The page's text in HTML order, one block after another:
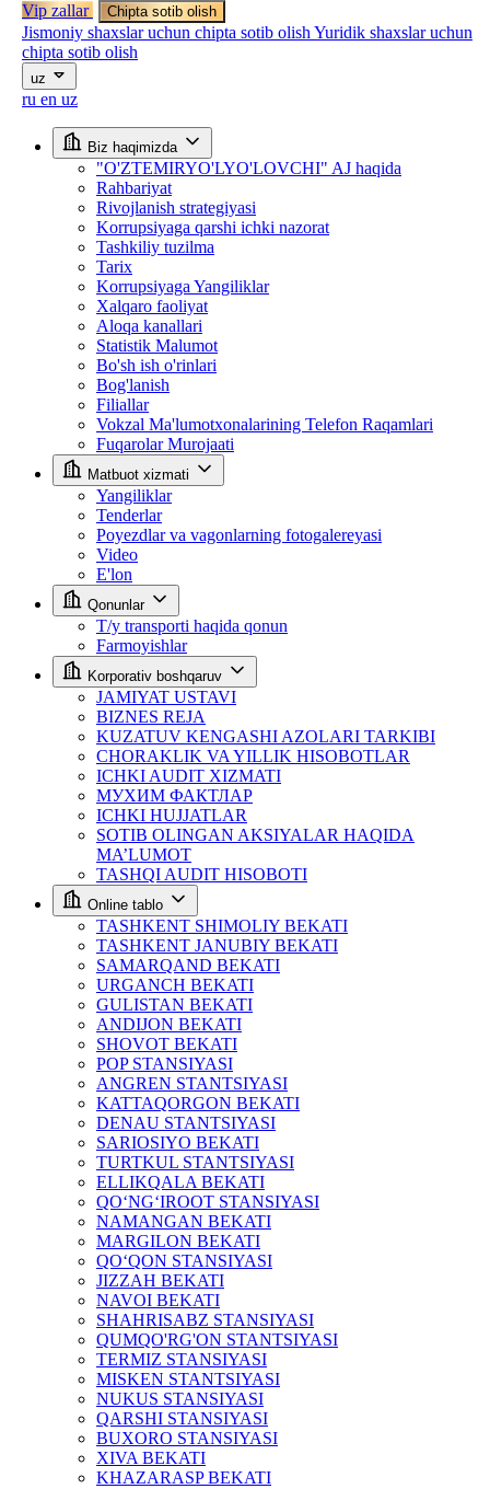
Vip zallar Chipta sotib olish
Jismoniy shaxslar uchun chipta sotib olish Yuridik shaxslar uchun
chipta sotib olish
uz
ru en uz
Biz haqimizda
"O'ZTEMIRYO'LYO'LOVCHI" AJ haqida
Rahbariyat
Rivojlanish strategiyasi
Korrupsiyaga qarshi ichki nazorat
Tashkiliy tuzilma
Tarix
Korrupsiyaga Yangiliklar
Xalqaro faoliyat
Aloqa kanallari
Statistik Malumot
Bo'sh ish o'rinlari
Bog'lanish
Filiallar
Vokzal Ma'lumotxonalarining Telefon Raqamlari
Fuqarolar Murojaati
Matbuot xizmati
Yangiliklar
Tenderlar
Poyezdlar va vagonlarning fotogalereyasi
Video
E'lon
Qonunlar
T/y transporti haqida qonun
Farmoyishlar
Korporativ boshqaruv
JAMIYAT USTAVI
BIZNES REJA
KUZATUV KENGASHI AZOLARI TARKIBI
CHORAKLIK VA YILLIK HISOBOTLAR
ICHKI AUDIT XIZMATI
МУХИМ ФАКТЛАР
ICHKI HUJJATLAR
SOTIB OLINGAN AKSIYALAR HAQIDA
MA’LUMOT
TASHQI AUDIT HISOBOTI
Online tablo
TASHKENT SHIMOLIY BEKATI
TASHKENT JANUBIY BEKATI
SAMARQAND BEKATI
URGANCH BEKATI
GULISTAN BEKATI
ANDIJON BEKATI
SHOVOT BEKATI
POP STANSIYASI
ANGREN STANTSIYASI
KATTAQORGON BEKATI
DENAU STANTSIYASI
SARIOSIYO BEKATI
TURTKUL STANTSIYASI
ELLIKQALA BEKATI
QO‘NG‘IROOT STANSIYASI
NAMANGAN BEKATI
MARGILON BEKATI
QO‘QON STANSIYASI
JIZZAH BEKATI
NAVOI BEKATI
SHAHRISABZ STANSIYASI
QUMQO'RG'ON STANTSIYASI
TERMIZ STANSIYASI
MISKEN STANTSIYASI
NUKUS STANSIYASI
QARSHI STANSIYASI
BUXORO STANSIYASI
XIVA BEKATI
KHAZARASP BEKATI